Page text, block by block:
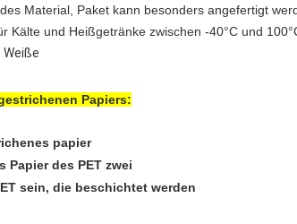
Material, Paket kann besonders angefertigt
Kälte und Heißgetränke zwischen -40°C und
Papiers:
papier
Papier des PET zwei
sein, die beschichtet werden